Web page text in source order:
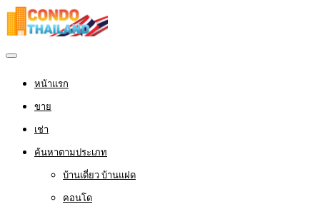
หน้าแรก
ขาย
เช่า
ค้นหาตามประเภท
บ้านเดี่ยว บ้านแฝด
คอนโด